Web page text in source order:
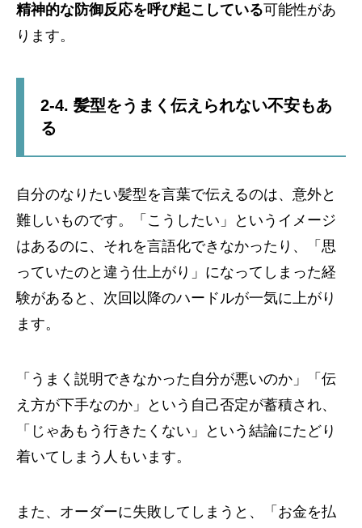
精神的な防御反応を呼び起こしている可能性があ
ります。
2-4. 髪型をうまく伝えられない不安もあ
る
自分のなりたい髪型を言葉で伝えるのは、意外と
難しいものです。「こうしたい」というイメージ
はあるのに、それを言語化できなかったり、「思
っていたのと違う仕上がり」になってしまった経
験があると、次回以降のハードルが一気に上がり
ます。
「うまく説明できなかった自分が悪いのか」「伝
え方が下手なのか」という自己否定が蓄積され、
「じゃあもう行きたくない」という結論にたどり
着いてしまう人もいます。
また、オーダーに失敗してしまうと、「お金を払